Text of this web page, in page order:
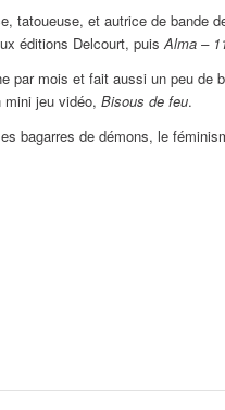
tatoueuse, et autrice de bande
éditions Delcourt, puisAlma –
par mois et fait aussi un peu de
jeu vidéo, Bisous de feu.
bagarres de démons, le